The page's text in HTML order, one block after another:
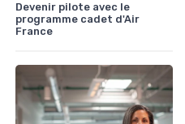
Devenir pilote avec le
programme cadet d'Air
France